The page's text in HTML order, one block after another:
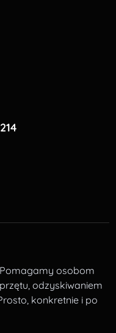
osobom
odzyskiwaniem
konkretnie i po